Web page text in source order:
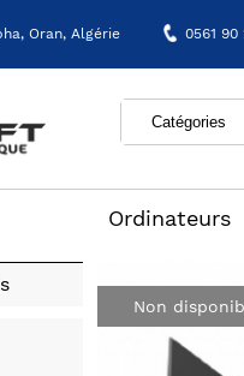
Oran, Algérie 0561 90
Ordinateurs
Non